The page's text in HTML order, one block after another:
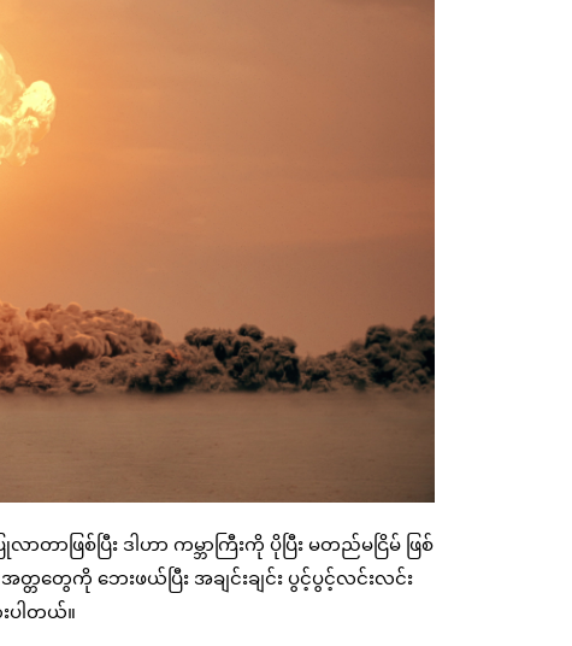
စ်ပြီး ဒါဟာ ကမ္ဘာကြီးကို ပိုပြီး မတည်မငြိမ် ဖြစ်
တွေကို ဘေးဖယ်ပြီး အချင်းချင်း ပွင့်ပွင့်လင်းလင်း
ပါတယ်။